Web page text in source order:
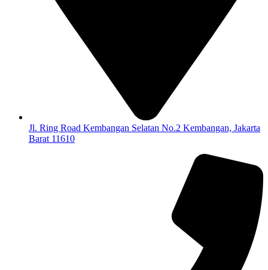
Jl. Ring Road Kembangan Selatan No.2 Kembangan, Jakarta
Barat 11610